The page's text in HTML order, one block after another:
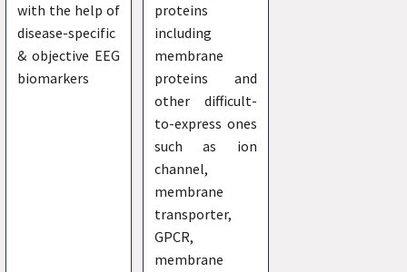
with the help of
disease-specific
& objective EEG
biomarkers
proteins
including
membrane
proteins and
other difficult-
to-express ones
such as ion
channel,
membrane
transporter,
GPCR,
membrane